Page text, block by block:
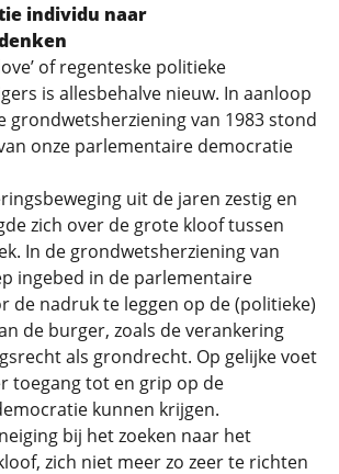
individu naar
of regenteske politieke
is allesbehalve nieuw. In aanloop
grondwetsherziening van 1983 stond
onze parlementaire democratie
uit de jaren zestig en
zich over de grote kloof tussen
In de grondwetsherziening van
ingebed in de parlementaire
de nadruk te leggen op de (politieke)
de burger, zoals de verankering
als grondrecht. Op gelijke voet
toegang tot en grip op de
kunnen krijgen.
bij het zoeken naar het
zich niet meer zo zeer te richten